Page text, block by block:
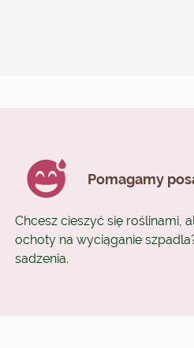
Pomagamy
Chcesz cieszyć się roślinami,
ochoty na wyciąganie
sadzenia.